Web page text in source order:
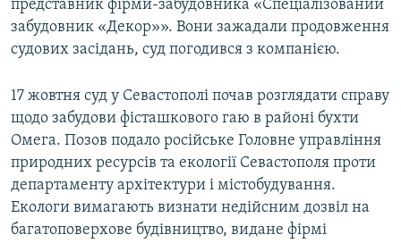
представник фірми-забудовника «Спеціалізований
забудовник «Декор»». Вони зажадали продовження
судових засідань, суд погодився з компанією.
17 жовтня суд у Севастополі почав розглядати справу
щодо забудови фісташкового гаю в районі бухти
Омега. Позов подало російське Головне управління
природних ресурсів та екології Севастополя проти
департаменту архітектури і містобудування.
Екологи вимагають визнати недійсним дозвіл на
багатоповерхове будівництво, видане фірмі